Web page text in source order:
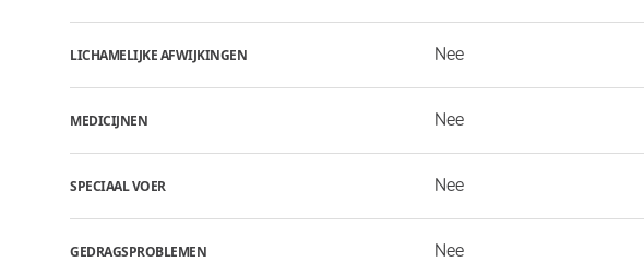
LICHAMELIJKE AFWIJKINGEN Nee
MEDICIJNEN Nee
SPECIAAL VOER Nee
GEDRAGSPROBLEMEN Nee